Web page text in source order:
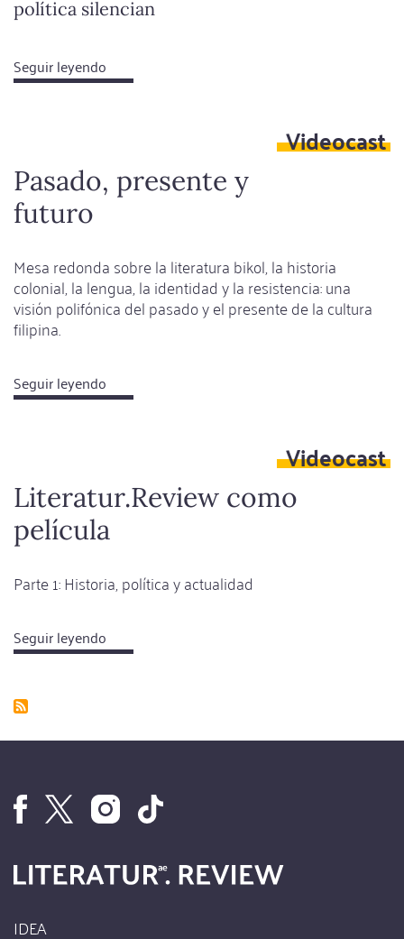
política silencian
Seguir leyendo
Escribir
Videocast
Pasado, presente y
futuro
Mesa redonda sobre la literatura bikol, la historia
colonial, la lengua, la identidad y la resistencia: una
visión polifónica del pasado y el presente de la cultura
filipina.
Seguir leyendo
Pasado,
Videocast
Literatur.Review como
película
Parte 1: Historia, política y actualidad
Seguir leyendo
Literatur.Review
IDEA